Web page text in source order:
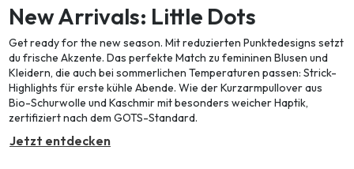
New Arrivals: Little Dots
Get ready for the new season. Mit reduzierten Punktedesigns setzt
du frische Akzente. Das perfekte Match zu femininen Blusen und
Kleidern, die auch bei sommerlichen Temperaturen passen: Strick-
Highlights für erste kühle Abende. Wie der Kurzarmpullover aus
Bio-Schurwolle und Kaschmir mit besonders weicher Haptik,
zertifiziert nach dem GOTS-Standard.
Jetzt entdecken